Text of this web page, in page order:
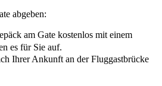
abgeben:
am Gate kostenlos mit einem
es für Sie auf.
Ihrer Ankunft an der Fluggastbrücke